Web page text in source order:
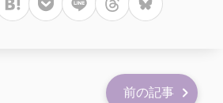
前の記事